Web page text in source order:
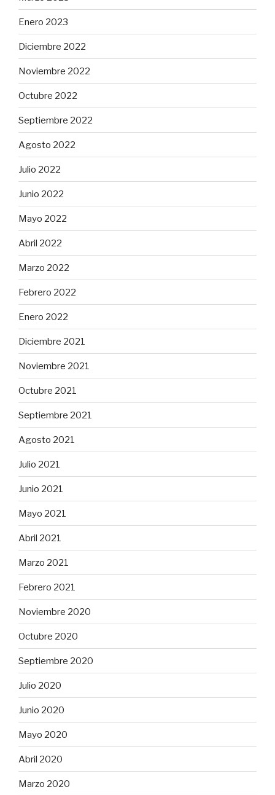
Enero 2023
Diciembre 2022
Noviembre 2022
Octubre 2022
Septiembre 2022
Agosto 2022
Julio 2022
Junio 2022
Mayo 2022
Abril 2022
Marzo 2022
Febrero 2022
Enero 2022
Diciembre 2021
Noviembre 2021
Octubre 2021
Septiembre 2021
Agosto 2021
Julio 2021
Junio 2021
Mayo 2021
Abril 2021
Marzo 2021
Febrero 2021
Noviembre 2020
Octubre 2020
Septiembre 2020
Julio 2020
Junio 2020
Mayo 2020
Abril 2020
Marzo 2020